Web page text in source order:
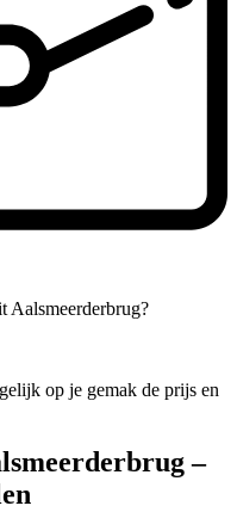
Aalsmeerderbrug?
op je gemak de prijs en
–